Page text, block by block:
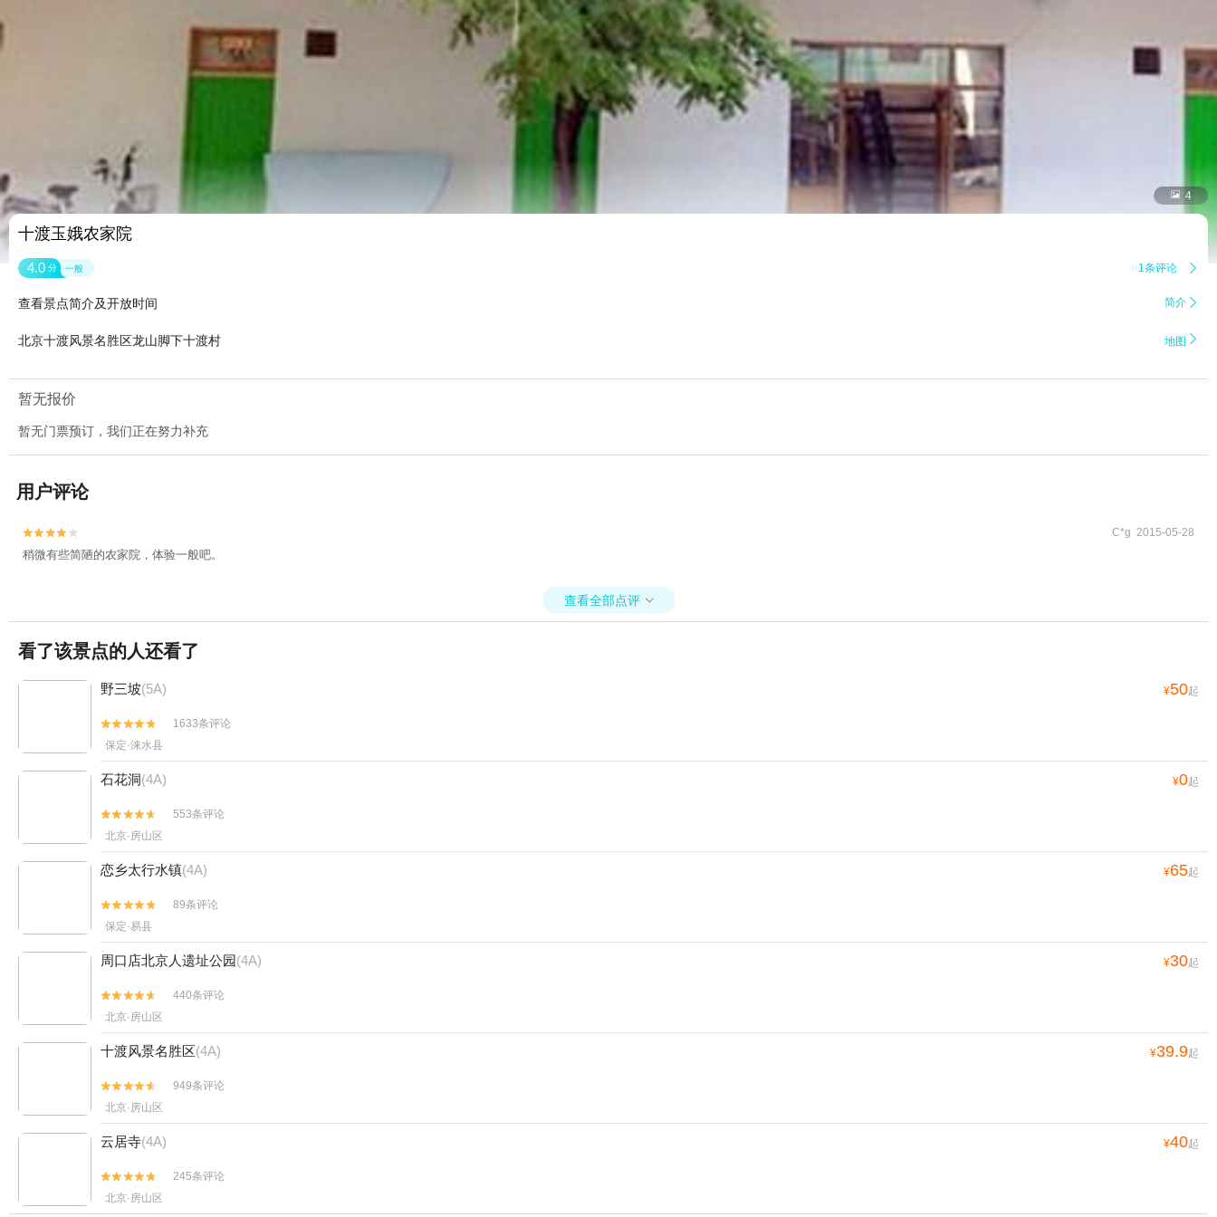
 4
十渡玉娥农家院
4.0 分 一般 1条评论 
查看景点简介及开放时间 简介 
北京十渡风景名胜区龙山脚下十渡村 地图 
暂无报价
暂无门票预订，我们正在努力补充
用户评论

 C*g 2015-05-28
稍微有些简陋的农家院，体验一般吧。
查看全部点评 
看了该景点的人还看了
野三坡(5A) ¥50起


1633条评论
保定·涞水县
石花洞(4A) ¥0起


553条评论
北京·房山区
恋乡太行水镇(4A) ¥65起


89条评论
保定·易县
周口店北京人遗址公园(4A) ¥30起


440条评论
北京·房山区
十渡风景名胜区(4A) ¥39.9起


949条评论
北京·房山区
云居寺(4A) ¥40起


245条评论
北京·房山区